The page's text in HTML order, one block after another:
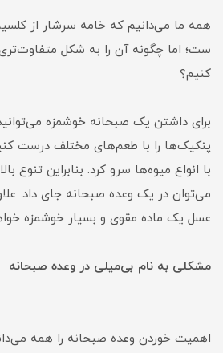
همه ما می‌دانیم که خامه سرشار از
ست؛ اما چگونه آن را به شکل
کنیم؟
برای داشتن یک صبحانه خوشمزه
پنکیک‌ها را با طعم‌های مختلف درست
با انواع میوه‌ها سرو کرد. بنابراین تنوع
می‌توان در یک وعده صبحانه جای داد.
عسل یک ماده مقوی و بسیار خوشمزه
مشکلی به نام بی‌میلی در وعده صبحانه
اهمیت خوردن وعده صبحانه را همه